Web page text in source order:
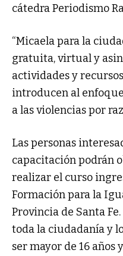
cátedra Periodismo
“Micaela para la
gratuita, virtual y
actividades y
introducen al
a las violencias por
Las personas
capacitación podrán
realizar el curso
Formación para la
Provincia de Santa
toda la ciudadanía y
ser mayor de 16